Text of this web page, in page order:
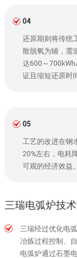
04
还原期则将传统
散脱氧为辅，需
达600～
证且缩短还原时
05
工艺的改进在钢
20%左右，电耗
可观的经济效益。
三瑞电弧炉技
三瑞经过优化电
冶炼过程控制、
电弧炉通过石墨